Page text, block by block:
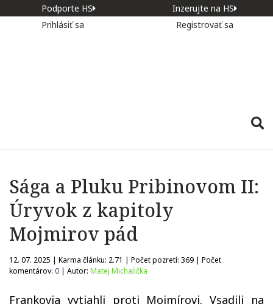
Podporte HS
Inzerujte na HS
Prihlásiť sa
Registrovať sa
Sága a Pluku Pribinovom II:
Úryvok z kapitoly
Mojmirov pád
12. 07. 2025 | Karma článku: 2.71 | Počet pozretí: 369 | Počet
komentárov: 0 | Autor: Matej Michalička
Frankovia vytiahli proti Mojmírovi. Vsadili na